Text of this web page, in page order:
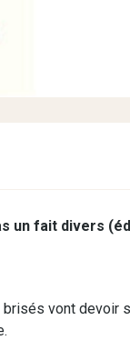
un fait divers
vont devoir